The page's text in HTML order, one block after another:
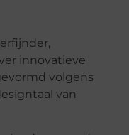
innovatieve
volgens
van